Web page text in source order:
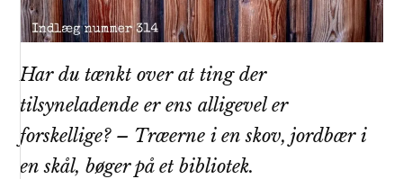
Har du tænkt over at ting der
tilsyneladende er ens alligevel er
forskellige? – Træerne i en skov, jordbær i
en skål, bøger på et bibliotek.